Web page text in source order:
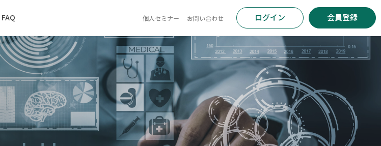
個人セミナー お問い合わせ ログイン 会員登録
FAQ